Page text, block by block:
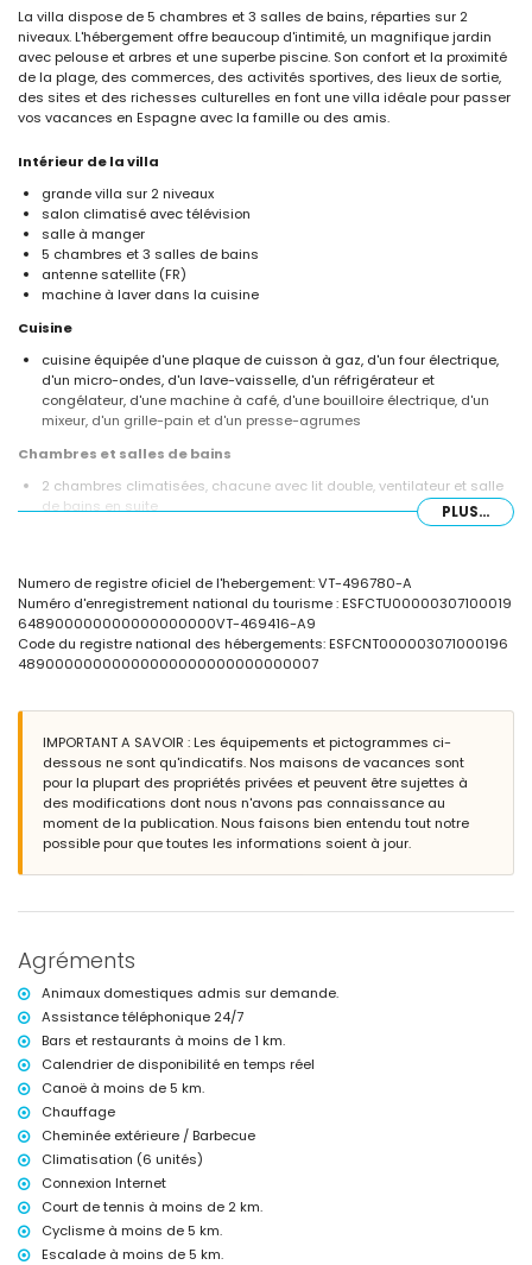
La villa dispose de 5 chambres et 3 salles de bains, réparties sur 2
niveaux. L'hébergement offre beaucoup d'intimité, un magnifique jardin
avec pelouse et arbres et une superbe piscine. Son confort et la proximité
de la plage, des commerces, des activités sportives, des lieux de sortie,
des sites et des richesses culturelles en font une villa idéale pour passer
vos vacances en Espagne avec la famille ou des amis.
Intérieur de la villa
grande villa sur 2 niveaux
salon climatisé avec télévision
salle à manger
5 chambres et 3 salles de bains
antenne satellite (FR)
machine à laver dans la cuisine
Cuisine
cuisine équipée d'une plaque de cuisson à gaz, d'un four électrique,
d'un micro-ondes, d'un lave-vaisselle, d'un réfrigérateur et
congélateur, d'une machine à café, d'une bouilloire électrique, d'un
mixeur, d'un grille-pain et d'un presse-agrumes
Chambres et salles de bains
2 chambres climatisées, chacune avec lit double, ventilateur et salle
de bains en suite
2 chambres climatisées, chacune avec lit double et salle de bains en
2 salles de bains en suite, chacune avec lavabo, douche et toilette
salle de bain avec lavabo, baignoire/douche et toilette
Extérieur de la villa
grand terrain clôturé
profondeur
magnifique jardin avec pelouse, arbres et mobilier de jardin avec
transats
4 terrasses, dont 3 couvertes
barbecue
espace salon extérieur et espace repas extérieur
3 places de parking privées
terrasse sur le toit
de 2 kilomètres de la villa)
villa)
port le plus proche : Port Aduanas del Mar, Jávea (à moins de 5
kilomètres de la villa)
parc le plus proche : Montgó, Jávea (à moins de 5 kilomètres de la
villa)
villa)
deuxième aéroport le plus proche : Valence (> 100 kilomètres)
veuillez consulter si les animaux de compagnie sont autorisés
l'hébergement convient très bien aux familles avec enfants
Équipements et services inclus dans le prix de location de la villa
internet (fibre optique)
PLUS...
Numero de registre oficiel de l'hebergement: VT-496780-A
Numéro d'enregistrement national du tourisme : ESFCTU00000307100019
648900000000000000000VT-469416-A9
Code du registre national des hébergements: ESFCNT000003071000196
48900000000000000000000000000007
IMPORTANT A SAVOIR : Les équipements et pictogrammes ci-
dessous ne sont qu'indicatifs. Nos maisons de vacances sont
pour la plupart des propriétés privées et peuvent être sujettes à
des modifications dont nous n'avons pas connaissance au
moment de la publication. Nous faisons bien entendu tout notre
possible pour que toutes les informations soient à jour.
Agréments
Animaux domestiques admis sur demande.
Assistance téléphonique 24/7
Bars et restaurants à moins de 1 km.
Calendrier de disponibilité en temps réel
Canoë à moins de 5 km.
Chauffage
Cheminée extérieure / Barbecue
Climatisation (6 unités)
Connexion Internet
Court de tennis à moins de 2 km.
Cyclisme à moins de 5 km.
Escalade à moins de 5 km.